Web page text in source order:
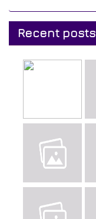
Recent posts